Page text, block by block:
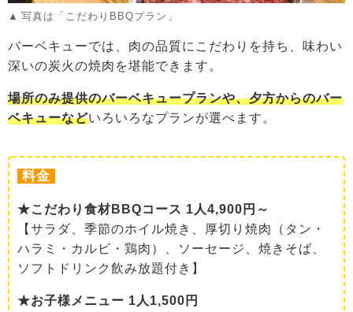
写真は「こだわりBBQプラン」
バーベキューでは、肉の品質にこだわりを持ち、味わい
深いの炭火の焼肉を堪能できます。
場所のみ提供のバーベキュープランや、夕方からのバー
ベキューなどいろいろなプランが選べます。
料金
★こだわり食材BBQコース 1人4,900円～
【サラダ、季節のホイル焼き、厚切り焼肉（タン・
ハラミ・カルビ・鶏肉）、ソーセージ、焼きそば、
ソフトドリンク飲み放題付き】
★お子様メニュー 1人1,500円